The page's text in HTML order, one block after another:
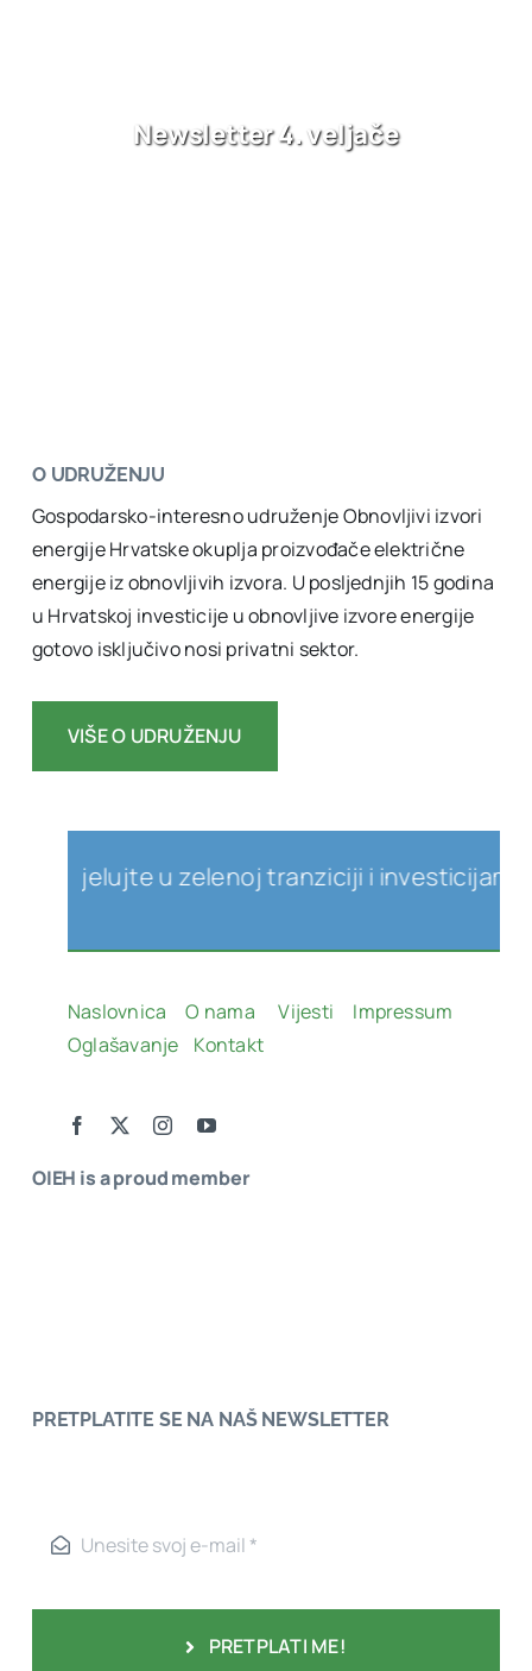
Newsletter 4. veljače
O UDRUŽENJU
Gospodarsko-interesno udruženje Obnovljivi izvori
energije Hrvatske okuplja proizvođače električne
energije iz obnovljivih izvora. U posljednjih 15 godina
u Hrvatskoj investicije u obnovljive izvore energije
gotovo isključivo nosi privatni sektor.
VIŠE O UDRUŽENJU
OIEH is a proud member
PRETPLATITE SE NA NAŠ NEWSLETTER
PRETPLATI ME!
u zelenoj tranziciji i investicijama
Naslovnica O nama Vijesti
Impressum
Oglašavanje
Kontakt